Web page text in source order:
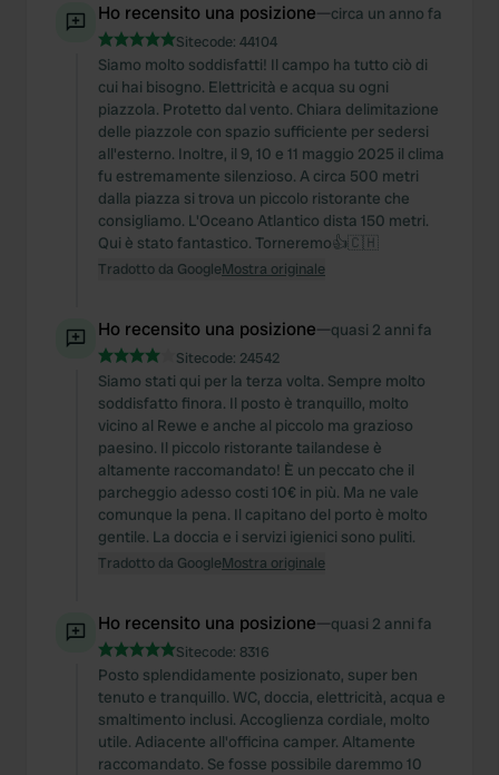
Ho recensito una posizione—circa un anno fa
Sitecode: 44104
Siamo molto soddisfatti! Il campo ha tutto ciò di
cui hai bisogno. Elettricità e acqua su ogni
piazzola. Protetto dal vento. Chiara delimitazione
delle piazzole con spazio sufficiente per sedersi
all'esterno. Inoltre, il 9, 10 e 11 maggio 2025 il clima
fu estremamente silenzioso. A circa 500 metri
dalla piazza si trova un piccolo ristorante che
consigliamo. L'Oceano Atlantico dista 150 metri.
Qui è stato fantastico. Torneremo👍🇨🇭
Tradotto da GoogleMostra originale
Ho recensito una posizione—quasi 2 anni fa
Sitecode: 24542
Siamo stati qui per la terza volta. Sempre molto
soddisfatto finora. Il posto è tranquillo, molto
vicino al Rewe e anche al piccolo ma grazioso
paesino. Il piccolo ristorante tailandese è
altamente raccomandato! È un peccato che il
parcheggio adesso costi 10€ in più. Ma ne vale
comunque la pena. Il capitano del porto è molto
gentile. La doccia e i servizi igienici sono puliti.
Tradotto da GoogleMostra originale
Ho recensito una posizione—quasi 2 anni fa
Sitecode: 8316
Posto splendidamente posizionato, super ben
tenuto e tranquillo. WC, doccia, elettricità, acqua e
smaltimento inclusi. Accoglienza cordiale, molto
utile. Adiacente all'officina camper. Altamente
raccomandato. Se fosse possibile daremmo 10